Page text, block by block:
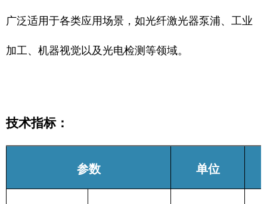
广泛适用于各类应用场景，如光纤激光器泵浦、工业
加工、机器视觉以及光电检测等领域。
技术指标：
参数 单位